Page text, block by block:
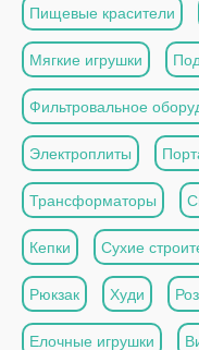
Пищевые красители
Мягкие игрушки
Фильтровальное
Электроплиты
Трансформаторы
Кепки Сухие
Рюкзак Худи
Елочные игрушки